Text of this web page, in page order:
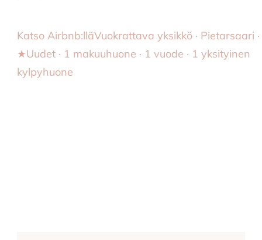
Katso Airbnb:lläVuokrattava yksikkö · Pietarsaari ·
★Uudet · 1 makuuhuone · 1 vuode · 1 yksityinen
kylpyhuone